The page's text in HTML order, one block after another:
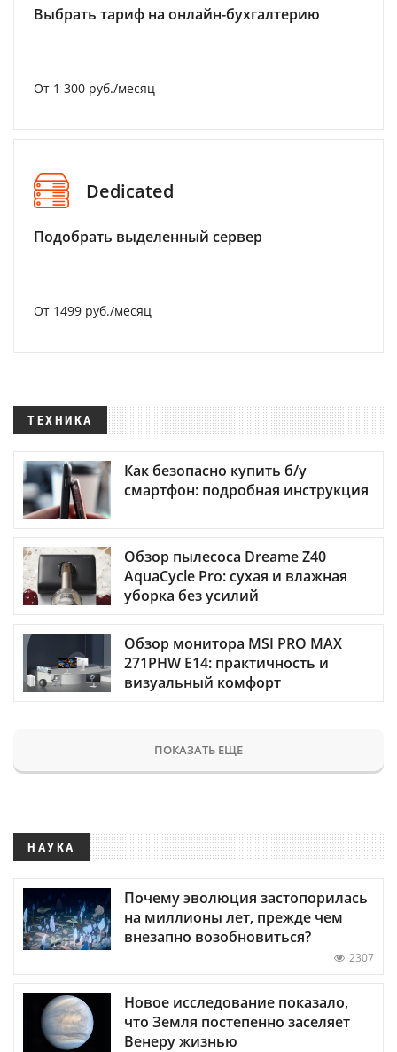
Выбрать тариф на онлайн-бухгалтерию
От 1 300 руб./месяц
Dedicated
Подобрать выделенный сервер
От 1499 руб./месяц
ТЕХНИКА
Как безопасно купить б/у
смартфон: подробная инструкция
Обзор пылесоса Dreame Z40
AquaCycle Pro: сухая и влажная
уборка без усилий
Обзор монитора MSI PRO MAX
271PHW E14: практичность и
визуальный комфорт
ПОКАЗАТЬ ЕЩЕ
НАУКА
Почему эволюция застопорилась
на миллионы лет, прежде чем
внезапно возобновиться?
2307
Новое исследование показало,
что Земля постепенно заселяет
Венеру жизнью